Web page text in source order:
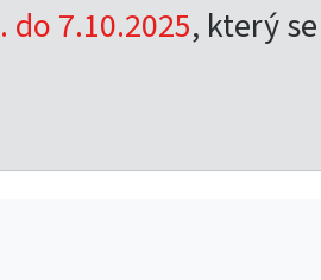
do 7.10.2025, který se